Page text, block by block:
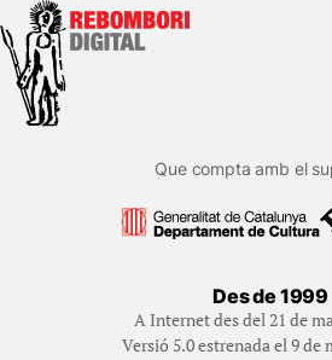
Que compta amb el
Des de 1999
A Internet des del 21 de
Versió 5.0 estrenada el 9 de